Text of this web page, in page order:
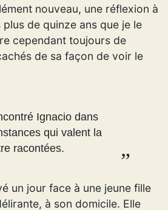
nouveau, une réflexion à
de quinze ans que je le
cependant toujours de
de sa façon de voir le
Ignacio dans
qui valent la
racontées.
un jour face à une jeune fille
à son domicile. Elle